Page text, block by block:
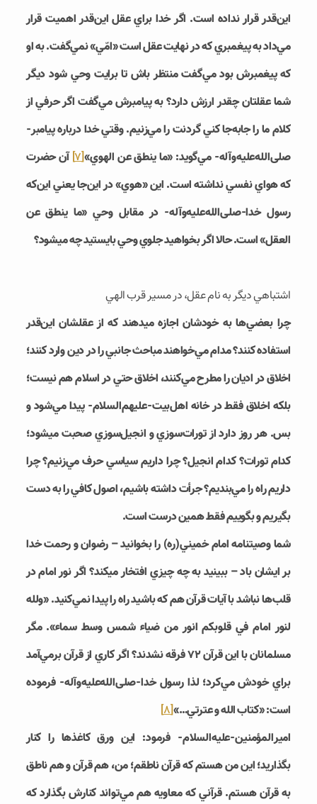
اين‌قدر قرار نداده است. اگر خدا براي عقل اين‌قدر اهميت قرار
مي‌­داد به پيغمبري که در نهايت عقل است «امّي» نمي­‌گفت. به او
که پيغمبرش بود مي‌­گفت منتظر باش تا برايت وحي شود ديگر
شما عقلتان چقدر ارزش دارد؟ به پيامبرش مي‌­گفت اگر حرفي از
کلام ما را جابه‌­جا کني گردنت را مي‌­زنيم. وقتي خدا درباره پيامبر-
صلی‌الله‌علیه‌و‌آله- مي­‌گويد: «ما ينطق عن الهوي»[7]
آن حضرت
که هواي نفسي نداشته است. اين «هوي» در اين‌جا يعني اين‌که
رسول خدا-صلی‌الله‌علیه‌و‌آله- در مقابل وحي «ما ينطق عن
العقل» است. حالا اگر بخواهيد جلوي وحي بايستيد چه مي‎شود؟
اشتباهي ديگر به نام عقل، در مسير قرب الهي
چرا بعضي‌­ها به خودشان اجازه مي‎دهند که از عقلشان اين‌قدر
استفاده کنند؟ مدام مي­‌خواهند مباحث جانبي را در دين وارد کنند؛
اخلاق در اديان را مطرح مي­‌کنند، اخلاق حتي در اسلام هم نيست؛
بلکه اخلاق فقط در خانه اهل‌بيت-علیهم‌السلام- پيدا مي­‌شود و
بس. هر روز دارد از تورات­‌سوزي و انجيل­‌سوزي صحبت مي‎شود؛
کدام تورات؟ کدام انجيل؟ چرا داريم سياسي حرف مي‌­زنيم؟ چرا
داريم راه را مي­‌بنديم؟ جرأت داشته باشيم، اصول کافي را به دست
بگيريم و بگوييم فقط همين درست است.
شما وصيت­نامه امام خميني(ره) را بخوانيد – رضوان و رحمت خدا
بر ايشان باد – ببينيد به چه چيزي افتخار مي‎کند؟ اگر نور امام در
قلب­‌ها نباشد با آيات قرآن هم که باشيد راه را پيدا نمي­‌کنيد. «ولله
لنور امام في قلوبکم انور من ضياء شمس وسط سماء». مگر
مسلمانان با اين قرآن 72 فرقه نشدند؟ اگر کاري از قرآن برمي‌­آمد
براي خودش مي‌کرد؛ لذا رسول خدا-صلی‌الله‌علیه‌و‌آله- فرموده
است: «کتاب الله و عترتي…»[8]
امير‎المؤمنين-علیه‌السلام- فرمود: اين ورق کاغذها را کنار
بگذاريد؛ اين من هستم که قرآن ناطقم؛ من، هم قرآن و هم ناطق
به قرآن هستم. قرآني که معاويه هم مي‌­تواند کنارش بگذارد که